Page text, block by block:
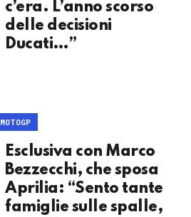
c’era. L’anno scorso
delle decisioni
Ducati…”
MOTOGP
Esclusiva con Marco
Bezzecchi, che sposa
Aprilia: “Sento tante
famiglie sulle spalle,